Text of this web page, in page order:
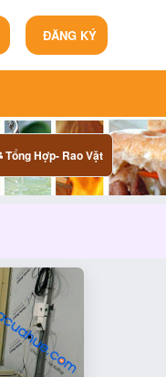
ĐĂNG KÝ
Tổng Hợp- Rao Vặt